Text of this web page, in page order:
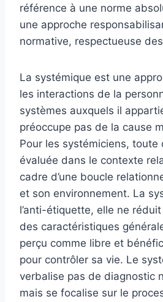
référence à une norme
une approche
normative, respectueuse
La systémique est une
les interactions de la
systèmes auxquels il
préoccupe pas de la cause
Pour les systémiciens, toute
évaluée dans le contexte
cadre d’une boucle
et son environnement. La
l’anti-étiquette, elle ne réduit
des caractéristiques
perçu comme libre et
pour contrôler sa vie. Le
verbalise pas de diagnostic
mais se focalise sur le